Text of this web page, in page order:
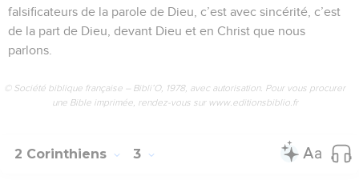
falsificateurs de la parole de Dieu, c’est avec sincérité, c’est
de la part de Dieu, devant Dieu et en Christ que nous
parlons.
© Société biblique française – Bibli’O, 1978, avec autorisation. Pour vous procurer
une Bible imprimée, rendez-vous sur www.editionsbiblio.fr
2 Corinthiens 3